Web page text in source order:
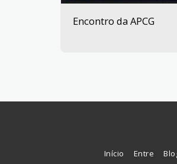
Encontro da APCG
Início Entre